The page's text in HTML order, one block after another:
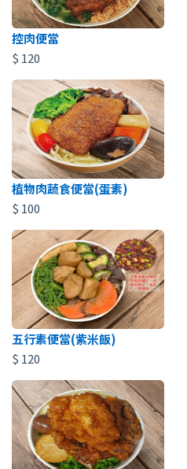
控肉便當
$ 120
植物肉蔬食便當(蛋素)
$ 100
五行素便當(紫米飯)
$ 120